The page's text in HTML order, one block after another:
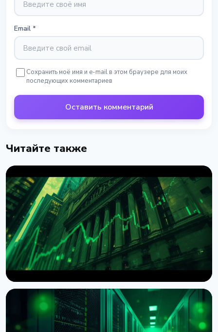
Email *
Сохранить моё имя и e-mail в этом браузере для моих
последующих комментариев
Оставить комментарий
Читайте также
НОВОСТЬ
Wintermute получил статус брокера-дилера в
США